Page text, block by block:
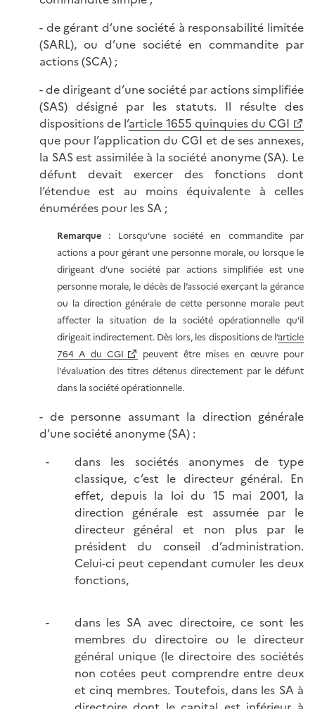
- de gérant d’une société à responsabilité limitée
(SARL), ou d’une société en commandite par
actions (SCA) ;
- de dirigeant d’une société par actions simplifiée
(SAS) désigné par les statuts. Il résulte des
dispositions de l’article 1655 quinquies du CGI
que pour l’application du CGI et de ses annexes,
la SAS est assimilée à la société anonyme (SA). Le
défunt devait exercer des fonctions dont
l’étendue est au moins équivalente à celles
énumérées pour les SA ;
Remarque : Lorsqu'une société en commandite par
actions a pour gérant une personne morale, ou lorsque le
dirigeant d’une société par actions simplifiée est une
personne morale, le décès de l’associé exerçant la gérance
ou la direction générale de cette personne morale peut
affecter la situation de la société opérationnelle qu'il
dirigeait indirectement. Dès lors, les dispositions de l’article
764 A du CGI
peuvent être mises en œuvre pour
l'évaluation des titres détenus directement par le défunt
dans la société opérationnelle.
- de personne assumant la direction générale
d’une société anonyme (SA) :
dans les sociétés anonymes de type
classique, c’est le directeur général. En
effet, depuis la loi du 15 mai 2001, la
direction générale est assumée par le
directeur général et non plus par le
président du conseil d’administration.
Celui-ci peut cependant cumuler les deux
fonctions,
dans les SA avec directoire, ce sont les
membres du directoire ou le directeur
général unique (le directoire des sociétés
non cotées peut comprendre entre deux
et cinq membres. Toutefois, dans les SA à